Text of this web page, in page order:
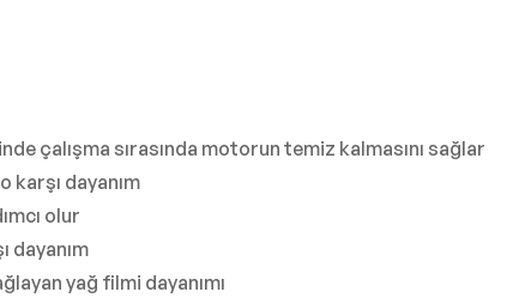
çalışma sırasında motorun temiz kalmasını sağlar
dayanım
olur
dayanım
yağ filmi dayanımı